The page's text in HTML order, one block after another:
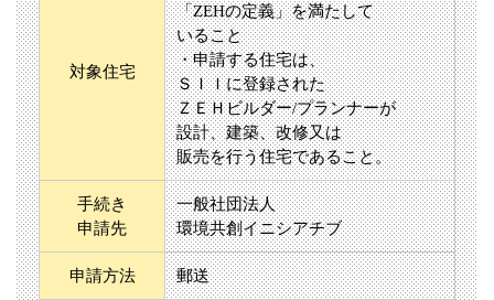
対象住宅
「ZEHの定義」を満たして
いること
・申請する住宅は、
ＳＩＩに登録された
ＺＥＨビルダー/プランナーが
設計、建築、改修又は
販売を行う住宅であること。
手続き
申請先
一般社団法人
環境共創イニシアチブ
申請方法 郵送